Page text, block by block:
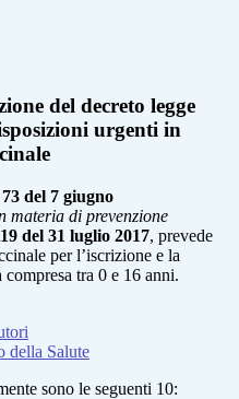
del decreto legge
urgenti in
del 7 giugno
materia di prevenzione
del 31 luglio 2017, prevede
per l’iscrizione e la
tra 0 e 16 anni.
della Salute
sono le seguenti 10: